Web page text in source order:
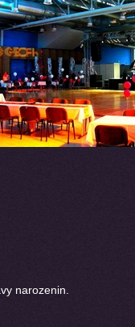
narozenin.